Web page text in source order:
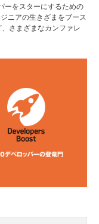
ーをスターにするための
ニアの生きざまをブース
さまざまなカンファレ